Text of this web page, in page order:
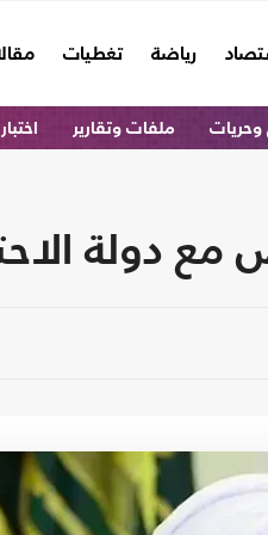
رياضة تغطيات
ملفات وتقارير اختبار
دولة